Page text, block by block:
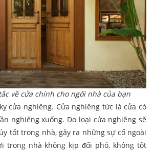
về cửa chính cho ngôi nhà của bạn
cửa nghiêng. Cửa nghiêng tức là cửa có
nghiêng xuống. Do loại cửa nghiêng sẽ
tốt trong nhà, gây ra những sự cố ngoài
trong nhà không kịp đối phó, không tốt